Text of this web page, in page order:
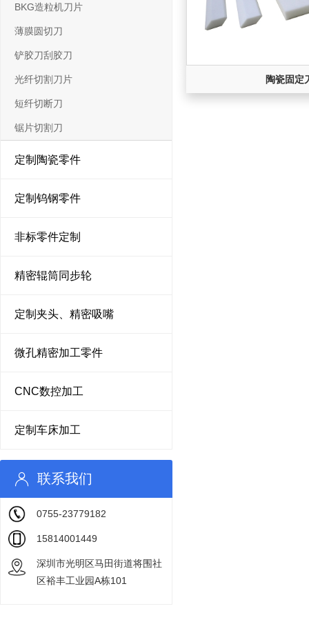
BKG造粒机刀片
薄膜圆切刀
铲胶刀刮胶刀
光纤切割刀片
短纤切断刀
锯片切割刀
定制陶瓷零件
定制钨钢零件
非标零件定制
精密辊筒同步轮
定制夹头、精密吸嘴
微孔精密加工零件
CNC数控加工
定制车床加工
联系我们
0755-23779182
15814001449
深圳市光明区马田街道将围社
区裕丰工业园A栋101
陶瓷固定